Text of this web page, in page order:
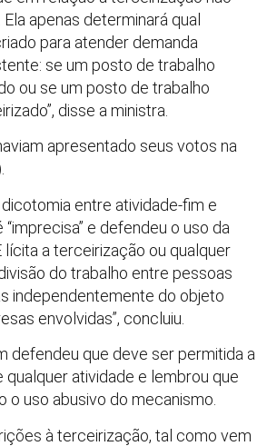
apenas determinará qual
para atender demanda
se um posto de trabalho
ou se um posto de trabalho
disse a ministra.
apresentado seus votos na
entre atividade-fim e
e defendeu o uso da
lícita a terceirização ou qualquer
do trabalho entre pessoas
independentemente do objeto
envolvidas”, concluiu.
defendeu que deve ser permitida a
atividade e lembrou que
o uso abusivo do mecanismo.
à terceirização, tal como vem